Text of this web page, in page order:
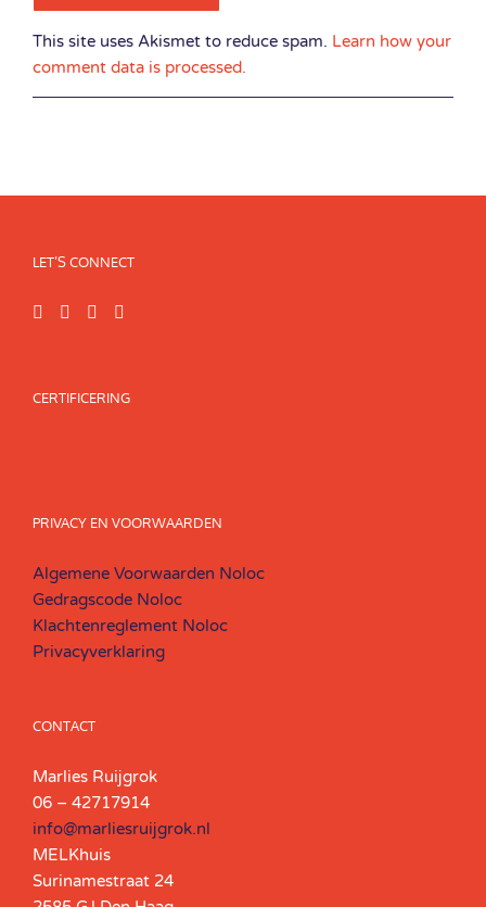
This site uses Akismet to reduce spam. Learn how your
comment data is processed.
LET’S CONNECT
CERTIFICERING
PRIVACY EN VOORWAARDEN
Algemene Voorwaarden Noloc
Gedragscode Noloc
Klachtenreglement Noloc
Privacyverklaring
CONTACT
Marlies Ruijgrok
06 – 42717914
info@marliesruijgrok.nl
MELKhuis
Surinamestraat 24